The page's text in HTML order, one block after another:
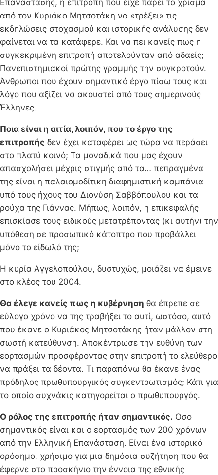
Επανάστασης, η επιτροπή που είχε πάρει το χρίσμα
από τον Κυριάκο Μητσοτάκη να «τρέξει» τις
εκδηλώσεις στοχασμού και ιστορικής ανάλυσης δεν
φαίνεται να τα κατάφερε. Και να πει κανείς πως η
συγκεκριμένη επιτροπή αποτελούνταν από αδαείς;
Πανεπιστημιακοί πρώτης γραμμής την συγκροτούν.
Άνθρωποι που έχουν σημαντικό έργο πίσω τους και
λόγο που αξίζει να ακουστεί από τους σημερινούς
Έλληνες.
Ποια είναι η αιτία, λοιπόν, που το έργο της
επιτροπής δεν έχει καταφέρει ως τώρα να περάσει
στο πλατύ κοινό; Τα μοναδικά που μας έχουν
απασχολήσει μέχρις στιγμής από τα… πεπραγμένα
της είναι η παλαιομοδίτικη διαφημιστική καμπάνια
υπό τους ήχους του Διονύση Σαββόπουλου και τα
ρούχα της Γιάννας. Μήπως, λοιπόν, η επικεφαλής
επισκίασε τους ειδικούς μετατρέποντας (κι αυτήν) την
υπόθεση σε προσωπικό κάτοπτρο που προβάλλει
μόνο το είδωλό της;
Η κυρία Αγγελοπούλου, δυστυχώς, μοιάζει να έμεινε
στο κλέος του 2004.
Θα έλεγε κανείς πως η κυβέρνηση θα έπρεπε σε
εύλογο χρόνο να της τραβήξει το αυτί, ωστόσο, αυτό
που έκανε ο Κυριάκος Μητσοτάκης ήταν μάλλον στη
σωστή κατεύθυνση. Αποκέντρωσε την ευθύνη των
εορτασμών προσφέροντας στην επιτροπή το ελεύθερο
να πράξει τα δέοντα. Τι παραπάνω θα έκανε ένας
πρόδηλος πρωθυπουργικός συγκεντρωτισμός; Κάτι για
το οποίο συχνάκις κατηγορείται ο πρωθυπουργός.
Ο ρόλος της επιτροπής ήταν σημαντικός. Οσο
σημαντικός είναι και ο εορτασμός των 200 χρόνων
από την Ελληνική Επανάσταση. Είναι ένα ιστορικό
ορόσημο, χρήσιμο για μια δημόσια συζήτηση που θα
έφερνε στο προσκήνιο την έννοια της εθνικής